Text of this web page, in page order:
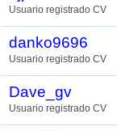
Usuario registrado CV
danko9696
Usuario registrado CV
Dave_gv
Usuario registrado CV